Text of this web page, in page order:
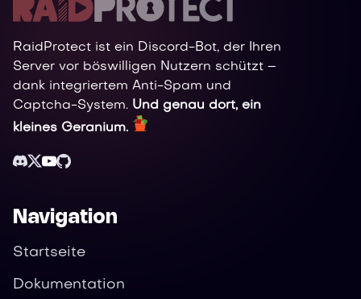
RaidProtect ist ein Discord-Bot, der Ihren
Server vor böswilligen Nutzern schützt –
dank integriertem Anti-Spam und
Captcha-System. Und genau dort, ein
kleines Geranium.
Navigation
Startseite
Dokumentation